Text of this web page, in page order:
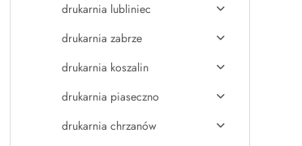
drukarnia lubliniec
drukarnia zabrze
drukarnia koszalin
drukarnia piaseczno
drukarnia chrzanów